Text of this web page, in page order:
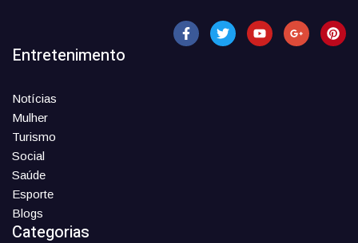
Entretenimento
Notícias
Mulher
Turismo
Social
Saúde
Esporte
Blogs
Categorias